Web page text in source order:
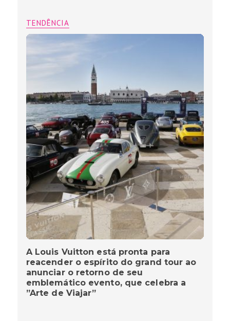
TENDÊNCIA
A Louis Vuitton está pronta para
reacender o espírito do grand tour ao
anunciar o retorno de seu
emblemático evento, que celebra a
”Arte de Viajar”